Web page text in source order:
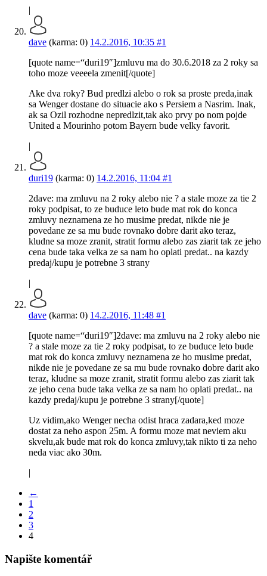
|
dave (karma: 0) 14.2.2016, 10:35 #1
[quote name=“duri19″]zmluvu ma do 30.6.2018 za 2 roky sa
toho moze veeeela zmenit[/quote]
Ake dva roky? Bud predlzi alebo o rok sa proste preda,inak
sa Wenger dostane do situacie ako s Persiem a Nasrim. Inak,
ak sa Ozil rozhodne nepredlzit,tak ako prvy po nom pojde
United a Mourinho potom Bayern bude velky favorit.
|
duri19 (karma: 0) 14.2.2016, 11:04 #1
2dave: ma zmluvu na 2 roky alebo nie ? a stale moze za tie 2
roky podpisat, to ze buduce leto bude mat rok do konca
zmluvy neznamena ze ho musime predat, nikde nie je
povedane ze sa mu bude rovnako dobre darit ako teraz,
kludne sa moze zranit, stratit formu alebo zas ziarit tak ze jeho
cena bude taka velka ze sa nam ho oplati predat.. na kazdy
predaj/kupu je potrebne 3 strany
|
dave (karma: 0) 14.2.2016, 11:48 #1
[quote name=“duri19″]2dave: ma zmluvu na 2 roky alebo nie
? a stale moze za tie 2 roky podpisat, to ze buduce leto bude
mat rok do konca zmluvy neznamena ze ho musime predat,
nikde nie je povedane ze sa mu bude rovnako dobre darit ako
teraz, kludne sa moze zranit, stratit formu alebo zas ziarit tak
ze jeho cena bude taka velka ze sa nam ho oplati predat.. na
kazdy predaj/kupu je potrebne 3 strany[/quote]
Uz vidim,ako Wenger necha odist hraca zadara,ked moze
dostat za neho aspon 25m. A formu moze mat neviem aku
skvelu,ak bude mat rok do konca zmluvy,tak nikto ti za neho
neda viac ako 30m.
|
←
1
2
3
4
Napište komentář